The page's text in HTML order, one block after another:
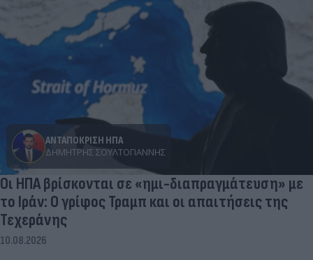
ΑΝΤΑΠΟΚΡΙΣΗ ΗΠΑ
ΔΗΜΉΤΡΗΣ ΣΟΥΛΤΟΓΙΆΝΝΗΣ
Οι ΗΠΑ βρίσκονται σε «ημι-διαπραγμάτευση» με
το Ιράν: Ο γρίφος Τραμπ και οι απαιτήσεις της
Τεχεράνης
10.08.2026